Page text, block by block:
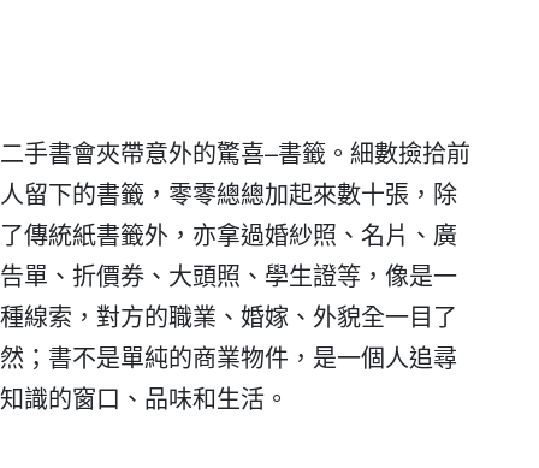
二手書會夾帶意外的驚喜–書籤。細數撿拾前
人留下的書籤，零零總總加起來數十張，除
了傳統紙書籤外，亦拿過婚紗照、名片、廣
告單、折價券、大頭照、學生證等，像是一
種線索，對方的職業、婚嫁、外貌全一目了
然；書不是單純的商業物件，是一個人追尋
知識的窗口、品味和生活。